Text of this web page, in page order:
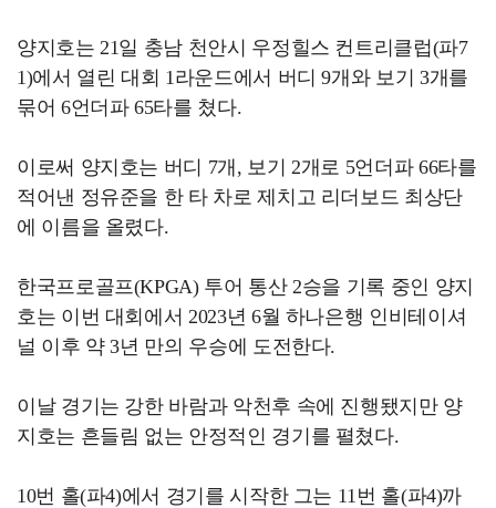
양지호는 21일 충남 천안시 우정힐스 컨트리클럽(파7
1)에서 열린 대회 1라운드에서 버디 9개와 보기 3개를
묶어 6언더파 65타를 쳤다.
이로써 양지호는 버디 7개, 보기 2개로 5언더파 66타를
적어낸 정유준을 한 타 차로 제치고 리더보드 최상단
에 이름을 올렸다.
한국프로골프(KPGA) 투어 통산 2승을 기록 중인 양지
호는 이번 대회에서 2023년 6월 하나은행 인비테이셔
널 이후 약 3년 만의 우승에 도전한다.
이날 경기는 강한 바람과 악천후 속에 진행됐지만 양
지호는 흔들림 없는 안정적인 경기를 펼쳤다.
10번 홀(파4)에서 경기를 시작한 그는 11번 홀(파4)까